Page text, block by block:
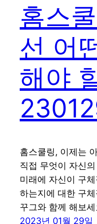
홈스
선 어
해야
홈스쿨링, 이제는
직접 무엇이 자신
미래에 자신이 구
하는지에 대한 구
꾸그와 함께 해보
2023년 01월 29일